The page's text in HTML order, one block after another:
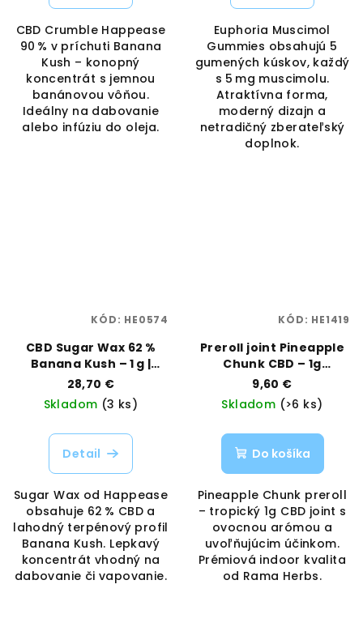
CBD Crumble Happease
90 % v príchuti Banana
Kush – konopný
koncentrát s jemnou
banánovou vôňou.
Ideálny na dabovanie
alebo infúziu do oleja.
Euphoria Muscimol
Gummies obsahujú 5
gumených kúskov, každý
s 5 mg muscimolu.
Atraktívna forma,
moderný dizajn a
netradičný zberateľský
doplnok.
CBD Sugar Wax 62 %
Banana Kush – 1 g |
Happease | Vaporama
28,70 €
Skladom (3 ks)
Detail
Sugar Wax od Happease
obsahuje 62 % CBD a
lahodný terpénový profil
Banana Kush. Lepkavý
koncentrát vhodný na
dabovanie či vapovanie.
KÓD: HE0574
Preroll joint Pineapple
Chunk CBD – 1g
tropický suvenír | Rama
Herbs | Vaporama
9,60 €
Skladom (>6 ks)
Do košíka
Pineapple Chunk preroll
– tropický 1g CBD joint s
ovocnou arómou a
uvoľňujúcim účinkom.
Prémiová indoor kvalita
od Rama Herbs.
KÓD: HE1419